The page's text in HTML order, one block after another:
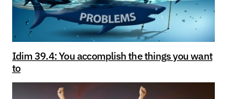
Idim 39.4: You accomplish the things you want
to